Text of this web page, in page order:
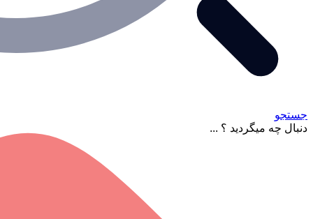
جستجو
دنبال چه میگردید ؟ ...